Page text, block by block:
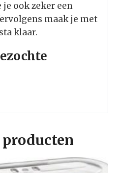
ook zeker een
maak je met
klaar.
producten